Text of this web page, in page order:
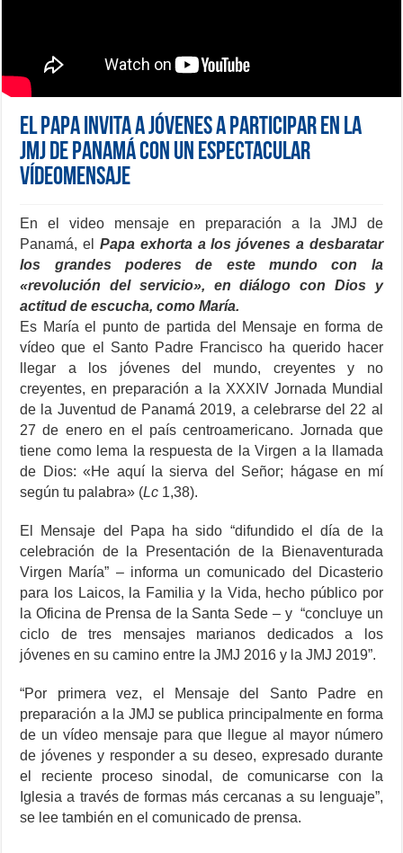
El Papa invita a jóvenes a participar en la
JMJ de Panamá con un espectacular
vídeomensaje
En el video mensaje en preparación a la JMJ de
Panamá, el Papa exhorta a los jóvenes a desbaratar
los grandes poderes de este mundo con la
«revolución del servicio», en diálogo con Dios y
actitud de escucha, como María.
Es María el punto de partida del Mensaje en forma de
vídeo que el Santo Padre Francisco ha querido hacer
llegar a los jóvenes del mundo, creyentes y no
creyentes, en preparación a la XXXIV Jornada Mundial
de la Juventud de Panamá 2019, a celebrarse del 22 al
27 de enero en el país centroamericano. Jornada que
tiene como lema la respuesta de la Virgen a la llamada
de Dios: «He aquí la sierva del Señor; hágase en mí
según tu palabra» (Lc 1,38).
El Mensaje del Papa ha sido “difundido el día de la
celebración de la Presentación de la Bienaventurada
Virgen María” – informa un comunicado del Dicasterio
para los Laicos, la Familia y la Vida, hecho público por
la Oficina de Prensa de la Santa Sede – y “concluye un
ciclo de tres mensajes marianos dedicados a los
jóvenes en su camino entre la JMJ 2016 y la JMJ 2019”.
“Por primera vez, el Mensaje del Santo Padre en
preparación a la JMJ se publica principalmente en forma
de un vídeo mensaje para que llegue al mayor número
de jóvenes y responder a su deseo, expresado durante
el reciente proceso sinodal, de comunicarse con la
Iglesia a través de formas más cercanas a su lenguaje”,
se lee también en el comunicado de prensa.